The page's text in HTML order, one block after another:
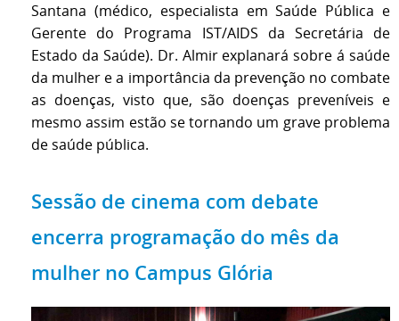
Santana (médico, especialista em Saúde Pública e
Gerente do Programa IST/AIDS da Secretária de
Estado da Saúde). Dr. Almir explanará sobre á saúde
da mulher e a importância da prevenção no combate
as doenças, visto que, são doenças preveníveis e
mesmo assim estão se tornando um grave problema
de saúde pública.
Sessão de cinema com debate
encerra programação do mês da
mulher no Campus Glória